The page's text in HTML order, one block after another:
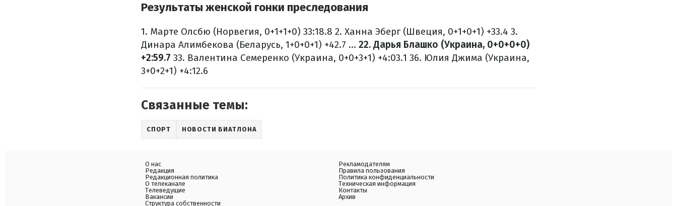
Результаты женской гонки преследования
1. Марте Олсбю (Норвегия, 0+1+1+0) 33:18.8 2. Ханна Эберг (Швеция, 0+1+0+1) +33.4 3.
Динара Алимбекова (Беларусь, 1+0+0+1) +42.7 ... 22. Дарья Блашко (Украина, 0+0+0+0)
+2:59.7 33. Валентина Семеренко (Украина, 0+0+3+1) +4:03.1 36. Юлия Джима (Украина,
3+0+2+1) +4:12.6
Связанные темы:
СПОРТ НОВОСТИ БИАТЛОНА
О нас
Редакция
Редакционная политика
О телеканале
Телеведущие
Вакансии
Структура собственности
Рекламодателям
Правила пользования
Политика конфиденциальности
Техническая информация
Контакты
Архив